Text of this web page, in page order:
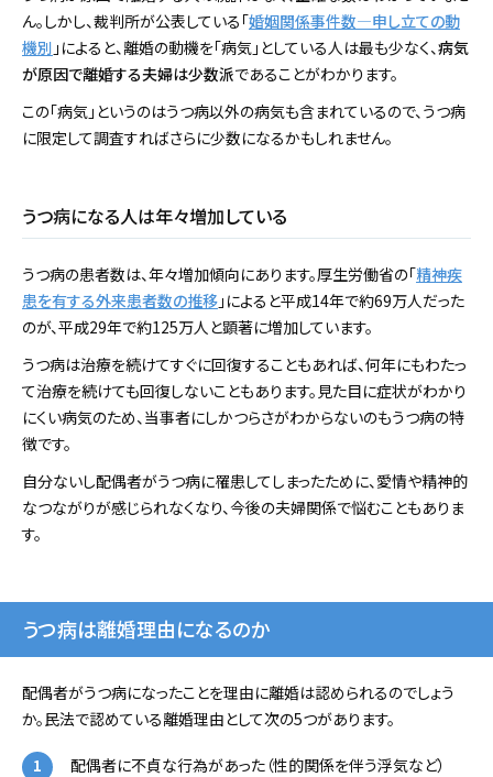
ん。しかし、裁判所が公表している「婚姻関係事件数―申し立ての動
機別 」によると、離婚の動機を「病気」としている人は最も少なく、病気
が原因で離婚する夫婦は少数派であることがわかります。
この「病気」というのはうつ病以外の病気も含まれているので、うつ病
に限定して調査すればさらに少数になるかもしれません。
うつ病になる人は年々増加している
うつ病の患者数は、年々増加傾向にあります。厚生労働省の「精神疾
患を有する外来患者数の推移 」によると平成14年で約69万人だった
のが、平成29年で約125万人と顕著に増加しています。
うつ病は治療を続けてすぐに回復することもあれば、何年にもわたっ
て治療を続けても回復しないこともあります。見た目に症状がわかり
にくい病気のため、当事者にしかつらさがわからないのもうつ病の特
徴です。
自分ないし配偶者がうつ病に罹患してしまったために、愛情や精神的
なつながりが感じられなくなり、今後の夫婦関係で悩むこともありま
す。
うつ病は離婚理由になるのか
配偶者がうつ病になったことを理由に離婚は認められるのでしょう
か。民法で認めている離婚理由として次の5つがあります。
配偶者に不貞な行為があった（性的関係を伴う浮気など）